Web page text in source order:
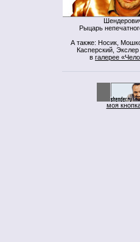
Рыцарь
А также: Носик,
Касперский, Экслер
в галерее
моя